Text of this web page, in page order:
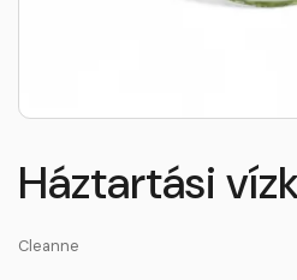
Háztartási
Cleanne